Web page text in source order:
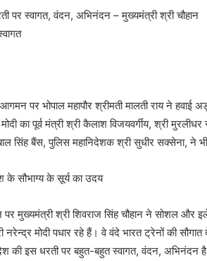
पर स्वागत, वंदन, अभिनंदन – मुख्यमंत्री श्री चौहान
पर भोपाल महापौर श्रीमती मालती राय ने हवाई
का पूर्व मंत्री श्री कैलाश विजयवर्गीय, श्री मुरलीधर
सिंह बैंस, पुलिस महानिदेशक श्री सुधीर सक्सेना, ने भी
के सौभाग्य के सूर्य का उदय
मुख्यमंत्री श्री शिवराज सिंह चौहान ने सोशल और
नरेन्द्र मोदी पधार रहे हैं। वे वंदे भारत ट्रेनों की
की इस धरती पर बहुत-बहुत स्वागत, वंदन, अभिनंदन